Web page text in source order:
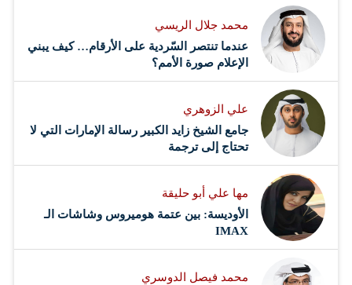
محمد جلال الريسي
عندما تنتصر السّردية على الأرقام… كيف يبني
الإعلام صورة الأمم؟
علي الزوهري
جامع الشيخ زايد الكبير رسالة الإمارات التي لا
تحتاج إلى ترجمة
مها علي أبو حليقة
الأوديسة: بين عتمة هوميروس وشاشات الـ
IMAX
محمد فيصل الدوسري ​